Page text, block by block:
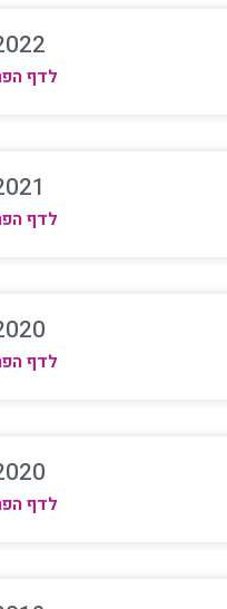
לדף
לדף
לדף
לדף